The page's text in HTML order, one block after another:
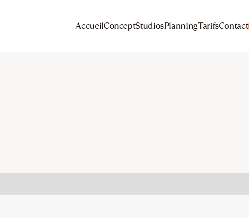
AccueilConceptStudiosPlanningTarifsContact